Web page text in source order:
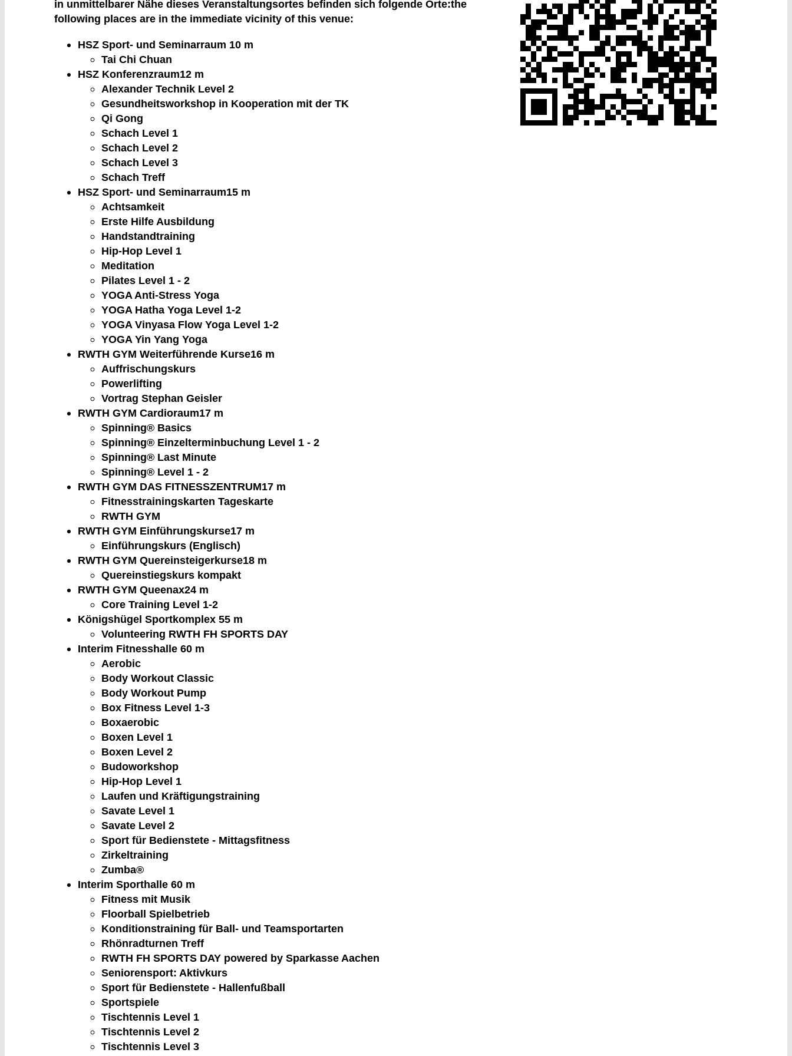
in unmittelbarer Nähe dieses Veranstaltungsortes befinden sich folgende Orte:the
following places are in the immediate vicinity of this venue:
HSZ Sport- und Seminarraum 10 m
Tai Chi Chuan
HSZ Konferenzraum12 m
Alexander Technik Level 2
Gesundheitsworkshop in Kooperation mit der TK
Qi Gong
Schach Level 1
Schach Level 2
Schach Level 3
Schach Treff
HSZ Sport- und Seminarraum15 m
Achtsamkeit
Erste Hilfe Ausbildung
Handstandtraining
Hip-Hop Level 1
Meditation
Pilates Level 1 - 2
YOGA Anti-Stress Yoga
YOGA Hatha Yoga Level 1-2
YOGA Vinyasa Flow Yoga Level 1-2
YOGA Yin Yang Yoga
RWTH GYM Weiterführende Kurse16 m
Auffrischungskurs
Powerlifting
Vortrag Stephan Geisler
RWTH GYM Cardioraum17 m
Spinning® Basics
Spinning® Einzelterminbuchung Level 1 - 2
Spinning® Last Minute
Spinning® Level 1 - 2
RWTH GYM DAS FITNESSZENTRUM17 m
Fitnesstrainingskarten Tageskarte
RWTH GYM
RWTH GYM Einführungskurse17 m
Einführungskurs (Englisch)
RWTH GYM Quereinsteigerkurse18 m
Quereinstiegskurs kompakt
RWTH GYM Queenax24 m
Core Training Level 1-2
Königshügel Sportkomplex 55 m
Volunteering RWTH FH SPORTS DAY
Interim Fitnesshalle 60 m
Aerobic
Body Workout Classic
Body Workout Pump
Box Fitness Level 1-3
Boxaerobic
Boxen Level 1
Boxen Level 2
Budoworkshop
Hip-Hop Level 1
Laufen und Kräftigungstraining
Savate Level 1
Savate Level 2
Sport für Bedienstete - Mittagsfitness
Zirkeltraining
Zumba®
Interim Sporthalle 60 m
Fitness mit Musik
Floorball Spielbetrieb
Konditionstraining für Ball- und Teamsportarten
Rhönradturnen Treff
RWTH FH SPORTS DAY powered by Sparkasse Aachen
Seniorensport: Aktivkurs
Sport für Bedienstete - Hallenfußball
Sportspiele
Tischtennis Level 1
Tischtennis Level 2
Tischtennis Level 3